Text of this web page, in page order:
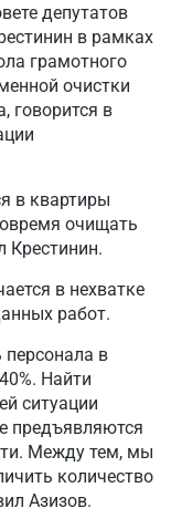
депутатов
в рамках
грамотного
очистки
говорится в
в квартиры
очищать
Крестинин.
в нехватке
работ.
в
Найти
ситуации
предъявляются
Между тем, мы
количество
Азизов.